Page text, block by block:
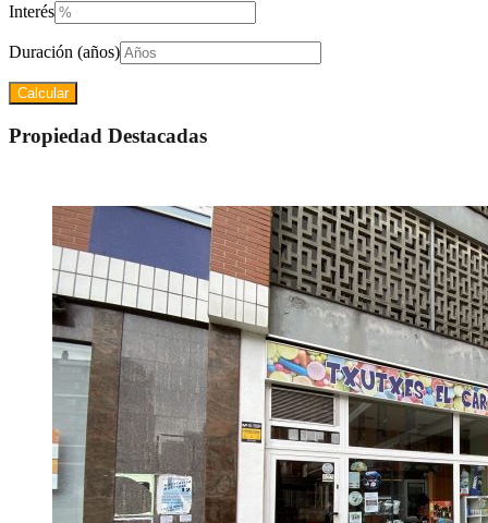
Interés
Duración (años)
Propiedad Destacadas